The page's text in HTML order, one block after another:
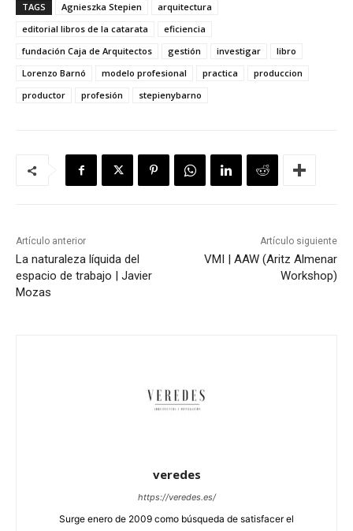
TAGS Agnieszka Stepien
arquitectura
editorial libros de la catarata
eficiencia
fundación Caja de Arquitectos
gestión investigar
libro
Lorenzo Barnó
modelo profesional practica
produccion
productor
profesión stepienybarno
Artículo anterior
La naturaleza líquida del
espacio de trabajo | Javier
Mozas
Artículo siguiente
VMI | AAW (Aritz Almenar
Workshop)
veredes
https://veredes.es/
Surge enero de 2009 como búsqueda de satisfacer el